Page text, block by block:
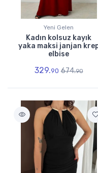
Yeni Gelen
Kadın kolsuz kayık
yaka maksi janjan
elbise
329.90 674.90